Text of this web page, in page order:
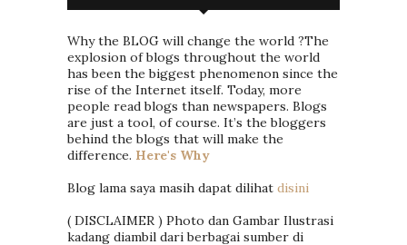
Why the BLOG will change the world ?The
explosion of blogs throughout the world
has been the biggest phenomenon since the
rise of the Internet itself. Today, more
people read blogs than newspapers. Blogs
are just a tool, of course. It’s the bloggers
behind the blogs that will make the
difference. Here's Why
Blog lama saya masih dapat dilihat disini
( DISCLAIMER ) Photo dan Gambar Ilustrasi
kadang diambil dari berbagai sumber di